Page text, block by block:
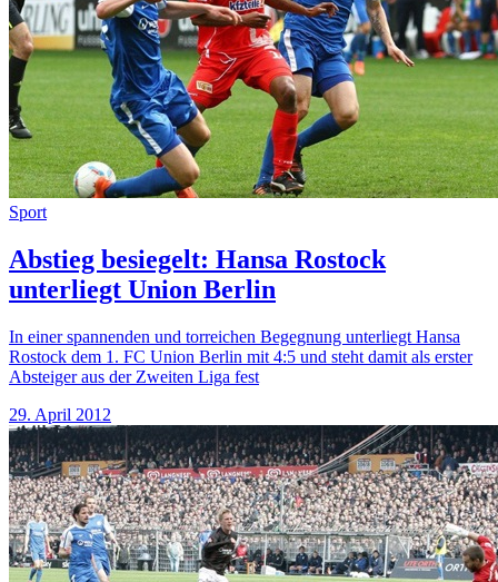
Sport
Abstieg besiegelt: Hansa Rostock
unterliegt Union Berlin
In einer spannenden und torreichen Begegnung unterliegt Hansa
Rostock dem 1. FC Union Berlin mit 4:5 und steht damit als erster
Absteiger aus der Zweiten Liga fest
29. April 2012